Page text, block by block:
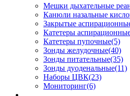
Мешки дыхательные
Канюли назальные
Закрытые
Катетеры
Катетеры пупочные(5)
Зонды желудочные(40)
Зонды питательные(35)
Зонды дуоденальные(11)
Наборы ЦВК(23)
Мониторинг(6)